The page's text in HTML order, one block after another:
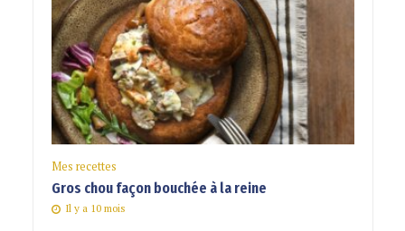
Mes recettes
Gros chou façon bouchée à la reine
Il y a 10 mois